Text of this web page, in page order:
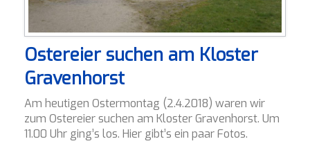
Ostereier suchen am Kloster
Gravenhorst
Am heutigen Ostermontag (2.4.2018) waren wir
zum Ostereier suchen am Kloster Gravenhorst. Um
11.00 Uhr ging’s los. Hier gibt’s ein paar Fotos.